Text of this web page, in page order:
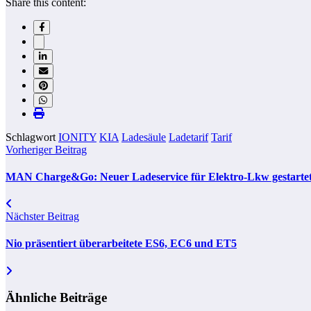
Schlagwort IONITY KIA Ladesäule Ladetarif Tarif
Vorheriger Beitrag
MAN Charge&Go: Neuer Ladeservice für Elektro-Lkw
Nächster Beitrag
Nio präsentiert überarbeitete ES6, EC6 und ET5
Ähnliche Beiträge